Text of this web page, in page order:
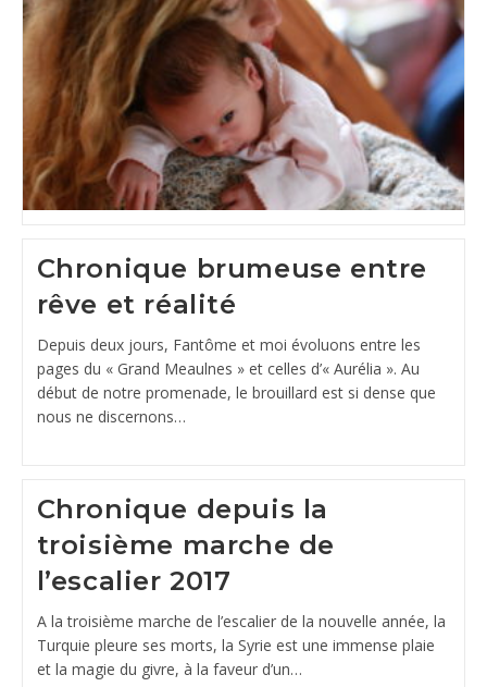
Chronique brumeuse entre
rêve et réalité
Depuis deux jours, Fantôme et moi évoluons entre les
pages du « Grand Meaulnes » et celles d’« Aurélia ». Au
début de notre promenade, le brouillard est si dense que
nous ne discernons…
Chronique depuis la
troisième marche de
l’escalier 2017
A la troisième marche de l’escalier de la nouvelle année, la
Turquie pleure ses morts, la Syrie est une immense plaie
et la magie du givre, à la faveur d’un…